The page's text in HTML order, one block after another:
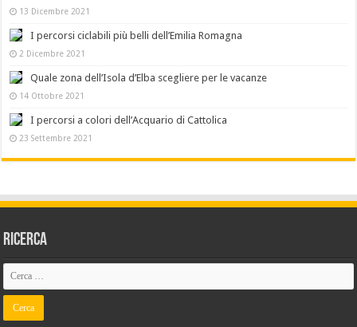
13 Dicembre 2021
I percorsi ciclabili più belli dell’Emilia Romagna
2 Dicembre 2021
Quale zona dell’Isola d’Elba scegliere per le vacanze
14 Ottobre 2021
I percorsi a colori dell’Acquario di Cattolica
23 Settembre 2021
Ricerca